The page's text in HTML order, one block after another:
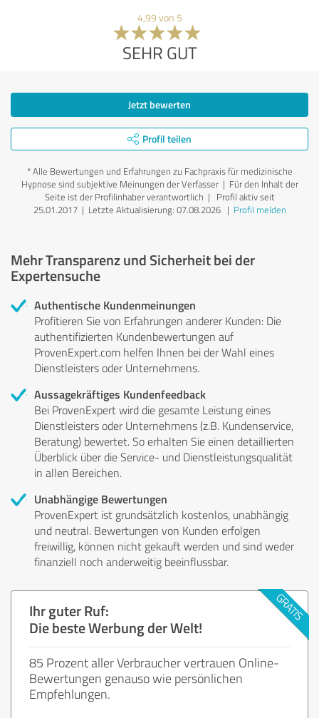
4,99 von 5
SEHR GUT
Jetzt bewerten
Profil teilen
*Alle Bewertungen und Erfahrungen zu Fachpraxis für medizinische
Hypnose sind subjektive Meinungen der Verfasser | Für den Inhalt der
Seite ist der Profilinhaber verantwortlich | Profil aktiv seit
25.01.2017 | Letzte Aktualisierung: 07.08.2026| Profil melden
Mehr Transparenz und Sicherheit bei der
Expertensuche
Authentische Kundenmeinungen
Profitieren Sie von Erfahrungen anderer Kunden: Die
authentifizierten Kundenbewertungen auf
ProvenExpert.com helfen Ihnen bei der Wahl eines
Dienstleisters oder Unternehmens.
Aussagekräftiges Kundenfeedback
Bei ProvenExpert wird die gesamte Leistung eines
Dienstleisters oder Unternehmens (z.B. Kundenservice,
Beratung) bewertet. So erhalten Sie einen detaillierten
Überblick über die Service- und Dienstleistungsqualität
in allen Bereichen.
Unabhängige Bewertungen
ProvenExpert ist grundsätzlich kostenlos, unabhängig
und neutral. Bewertungen von Kunden erfolgen
freiwillig, können nicht gekauft werden und sind weder
finanziell noch anderweitig beeinflussbar.
Ihr guter Ruf:
Die beste Werbung der Welt!
85 Prozent aller Verbraucher vertrauen Online-
Bewertungen genauso wie persönlichen
Empfehlungen.